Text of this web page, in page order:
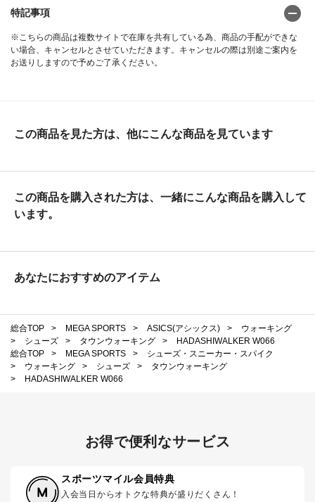
特記事項
※こちらの商品は複数サイトで在庫を共有している為、商品の手配ができな
い場合、キャンセルとさせていただきます。キャンセルの際は別途ご案内を
お送りしますので予めご了承ください。
この商品を見た方は、他にこんな商品を見ています
この商品を購入された方は、一緒にこんな商品を購入して
います。
あなたにおすすめのアイテム
総合TOP > MEGA SPORTS > ASICS(アシックス) >
ウォーキング
>
シューズ > タウンウォーキング >
HADASHIWALKER W066
総合TOP
> MEGA SPORTS >
シューズ・スニーカー・スパイク
>
ウォーキング > シューズ >
タウンウォーキング
>
HADASHIWALKER W066
お得で便利なサービス
スポーツマイル会員特典
入会当日からオトクな特典が盛りだくさん！